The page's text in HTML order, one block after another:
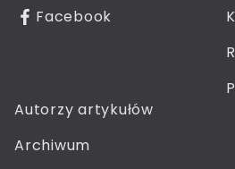
Facebook
Autorzy artykułów
Archiwum